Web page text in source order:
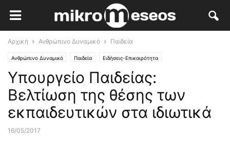
Αρχική Ανθρώπινο Δυναμικό Παιδεία
Ανθρώπινο Δυναμικό Παιδεία Ειδήσεις-Επικαιρότητα
Υπουργείο Παιδείας:
Βελτίωση της θέσης των
εκπαιδευτικών στα ιδιωτικά
16/05/2017